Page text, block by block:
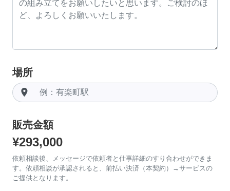
場所
room
販売金額
¥293,000
依頼相談後、メッセージで依頼者と仕事詳細のすり合わせができま
す。依頼相談が承認されると、前払い決済（本契約）→サービスの
ご提供となります。